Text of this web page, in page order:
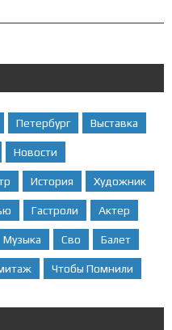
Петербург Выставка
Новости
История Художник
Гастроли Актер
Музыка Сво Балет
Чтобы Помнили